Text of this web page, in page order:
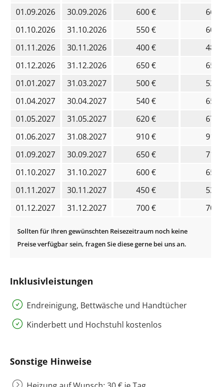
01.09.2026
30.09.2026 600 €
661
01.10.2026
31.10.2026 550 €
600
01.11.2026
30.11.2026 400 €
480
01.12.2026
31.12.2026 650 €
650
01.01.2027
31.03.2027 500 €
530
01.04.2027
30.04.2027 540 €
650
01.05.2027
31.05.2027 620 €
676
01.06.2027
31.08.2027 910 €
910
01.09.2027
30.09.2027 650 €
711
01.10.2027
31.10.2027 600 €
650
01.11.2027
30.11.2027 450 €
530
01.12.2027
31.12.2027 700 € 700
Inklusivleistungen
Endreinigung, Bettwäsche und Handtücher
Kinderbett und Hochstuhl kostenlos
Sonstige Hinweise